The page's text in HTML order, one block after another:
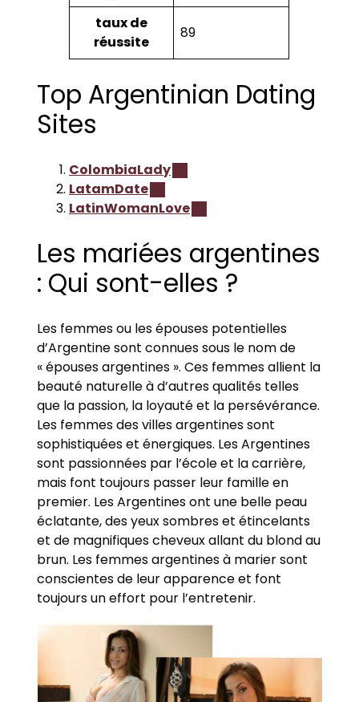
taux de
réussite
89
Top Argentinian Dating
Sites
ColombiaLady
LatamDate
LatinWomanLove
Les mariées argentines
: Qui sont-elles ?
Les femmes ou les épouses potentielles
d’Argentine sont connues sous le nom de
« épouses argentines ». Ces femmes allient la
beauté naturelle à d’autres qualités telles
que la passion, la loyauté et la persévérance.
Les femmes des villes argentines sont
sophistiquées et énergiques. Les Argentines
sont passionnées par l’école et la carrière,
mais font toujours passer leur famille en
premier. Les Argentines ont une belle peau
éclatante, des yeux sombres et étincelants
et de magnifiques cheveux allant du blond au
brun. Les femmes argentines à marier sont
conscientes de leur apparence et font
toujours un effort pour l’entretenir.